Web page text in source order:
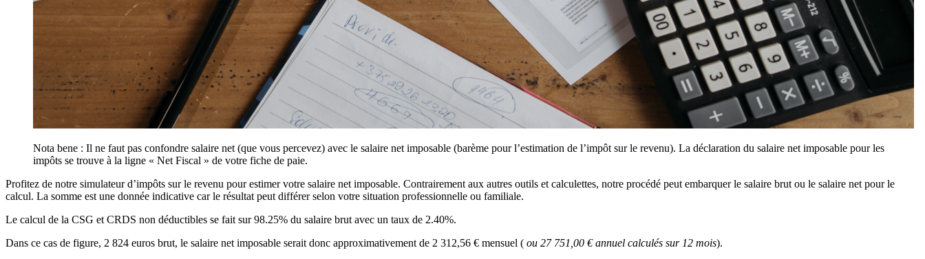
Nota bene : Il ne faut pas confondre salaire net (que vous percevez) avec le salaire net imposable (barème pour l’estimation de l’impôt sur le revenu). La déclaration du salaire net imposable pour les
impôts se trouve à la ligne « Net Fiscal » de votre fiche de paie.
Profitez de notre simulateur d’impôts sur le revenu pour estimer votre salaire net imposable. Contrairement aux autres outils et calculettes, notre procédé peut embarquer le salaire brut ou le salaire net pour le
calcul. La somme est une donnée indicative car le résultat peut différer selon votre situation professionnelle ou familiale.
Le calcul de la CSG et CRDS non déductibles se fait sur 98.25% du salaire brut avec un taux de 2.40%.
Dans ce cas de figure, 2 824 euros brut, le salaire net imposable serait donc approximativement de 2 312,56 € mensuel ( ou 27 751,00 € annuel calculés sur 12 mois).